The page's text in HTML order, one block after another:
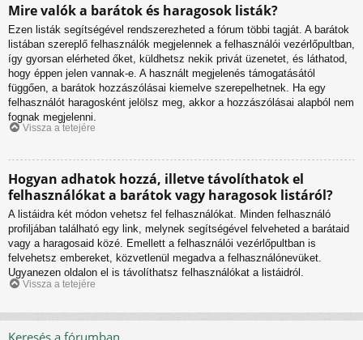
Mire valók a barátok és haragosok listák?
Ezen listák segítségével rendszerezheted a fórum többi tagját. A barátok
listában szereplő felhasználók megjelennek a felhasználói vezérlőpultban,
így gyorsan elérheted őket, küldhetsz nekik privát üzenetet, és láthatod,
hogy éppen jelen vannak-e. A használt megjelenés támogatásától
függően, a barátok hozzászólásai kiemelve szerepelhetnek. Ha egy
felhasználót haragosként jelölsz meg, akkor a hozzászólásai alapból nem
fognak megjelenni.
Vissza a tetejére
Hogyan adhatok hozzá, illetve távolíthatok el
felhasználókat a barátok vagy haragosok listáról?
A listáidra két módon vehetsz fel felhasználókat. Minden felhasználó
profiljában található egy link, melynek segítségével felveheted a barátaid
vagy a haragosaid közé. Emellett a felhasználói vezérlőpultban is
felvehetsz embereket, közvetlenül megadva a felhasználónevüket.
Ugyanezen oldalon el is távolíthatsz felhasználókat a listáidról.
Vissza a tetejére
Keresés a fórumban